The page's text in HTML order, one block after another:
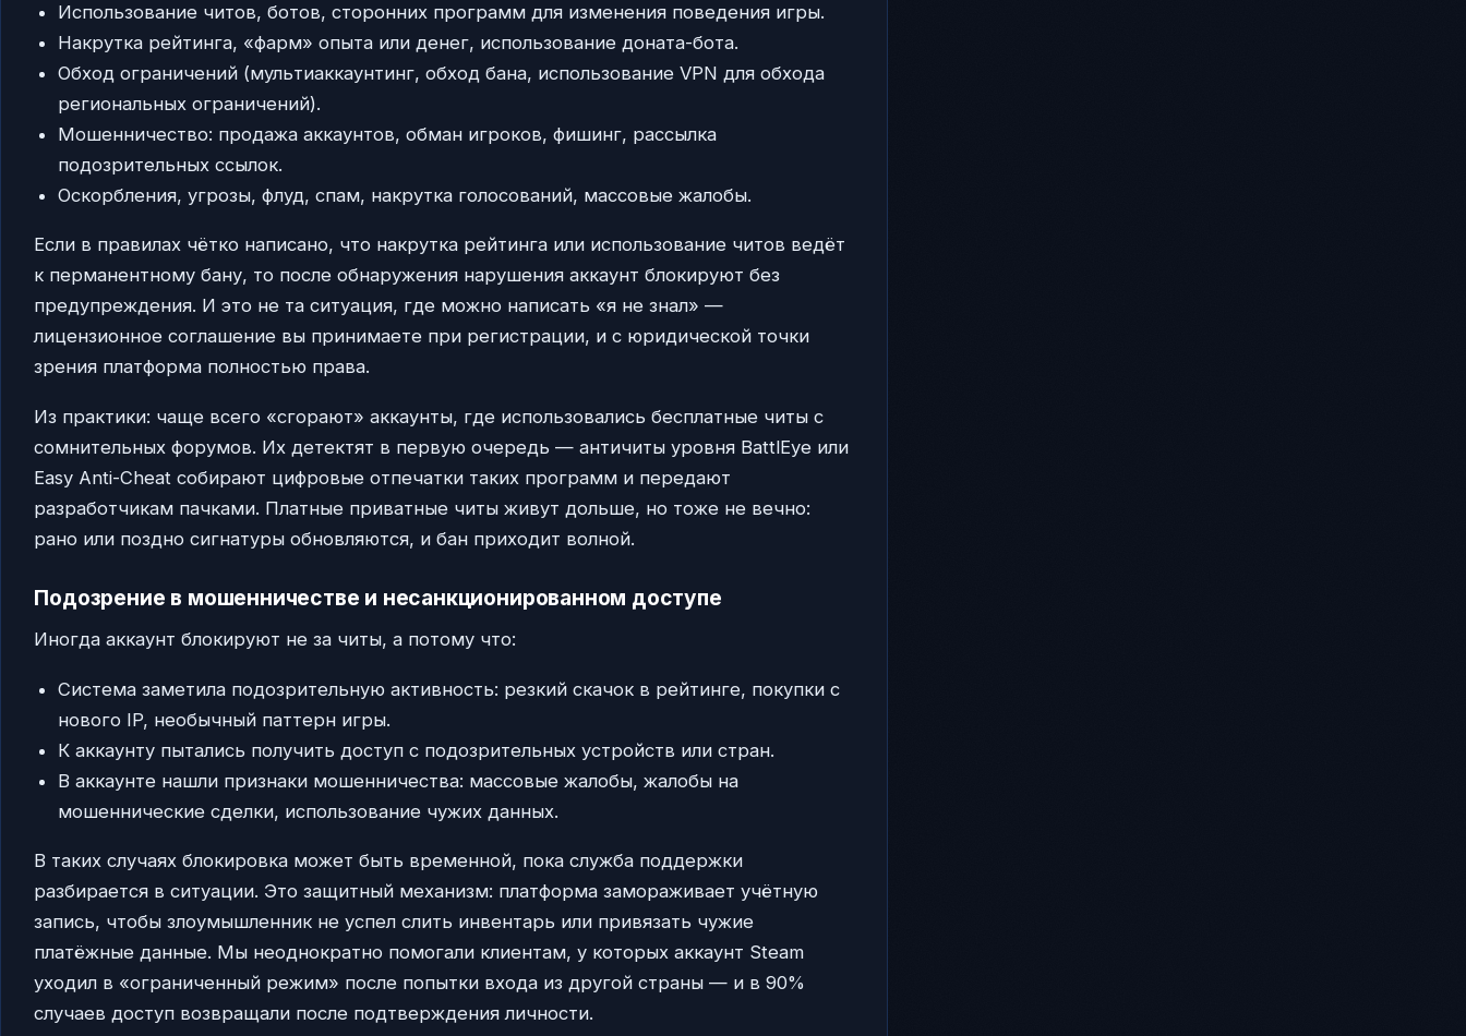
Использование читов, ботов, сторонних программ для изменения поведения игры.
Накрутка рейтинга, «фарм» опыта или денег, использование доната-бота.
Обход ограничений (мультиаккаунтинг, обход бана, использование VPN для обхода
региональных ограничений).
Мошенничество: продажа аккаунтов, обман игроков, фишинг, рассылка
подозрительных ссылок.
Оскорбления, угрозы, флуд, спам, накрутка голосований, массовые жалобы.
Если в правилах чётко написано, что накрутка рейтинга или использование читов ведёт
к перманентному бану, то после обнаружения нарушения аккаунт блокируют без
предупреждения. И это не та ситуация, где можно написать «я не знал» —
лицензионное соглашение вы принимаете при регистрации, и с юридической точки
зрения платформа полностью права.
Из практики: чаще всего «сгорают» аккаунты, где использовались бесплатные читы с
сомнительных форумов. Их детектят в первую очередь — античиты уровня BattlEye или
Easy Anti-Cheat собирают цифровые отпечатки таких программ и передают
разработчикам пачками. Платные приватные читы живут дольше, но тоже не вечно:
рано или поздно сигнатуры обновляются, и бан приходит волной.
Подозрение в мошенничестве и несанкционированном доступе
Иногда аккаунт блокируют не за читы, а потому что:
Система заметила подозрительную активность: резкий скачок в рейтинге, покупки с
нового IP, необычный паттерн игры.
К аккаунту пытались получить доступ с подозрительных устройств или стран.
В аккаунте нашли признаки мошенничества: массовые жалобы, жалобы на
мошеннические сделки, использование чужих данных.
В таких случаях блокировка может быть временной, пока служба поддержки
разбирается в ситуации. Это защитный механизм: платформа замораживает учётную
запись, чтобы злоумышленник не успел слить инвентарь или привязать чужие
платёжные данные. Мы неоднократно помогали клиентам, у которых аккаунт Steam
уходил в «ограниченный режим» после попытки входа из другой страны — и в 90%
случаев доступ возвращали после подтверждения личности.